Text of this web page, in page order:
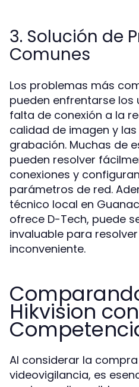
3. Solución de
Comunes
Los problemas más
pueden enfrentarse los
falta de conexión a la
calidad de imagen y
grabación. Muchas de
pueden resolver
conexiones y
parámetros de red.
técnico local en
ofrece D-Tech, puede
invaluable para
inconveniente.
Hikvision
Al considerar la
videovigilancia, es